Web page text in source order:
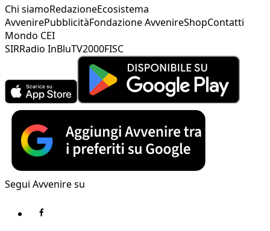
Chi siamoRedazioneEcosistema
AvvenirePubblicitàFondazione AvvenireShopContatti
Mondo CEI
SIRRadio InBluTV2000FISC
Segui Avvenire su